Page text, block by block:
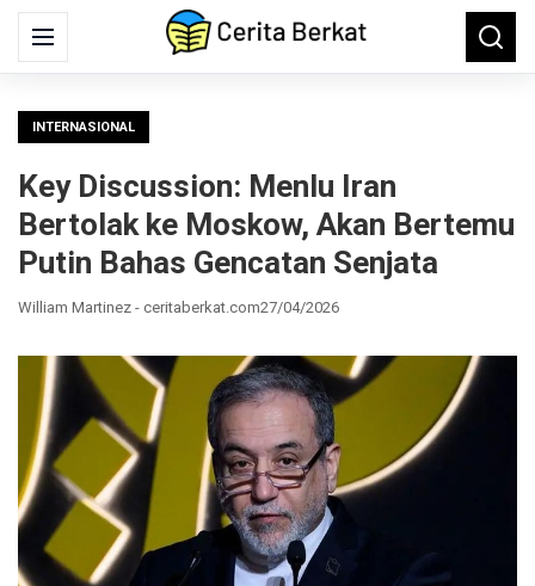
Menu
Search
for:
INTERNASIONAL
Key Discussion: Menlu Iran
Bertolak ke Moskow, Akan Bertemu
Putin Bahas Gencatan Senjata
William Martinez - ceritaberkat.com27/04/2026